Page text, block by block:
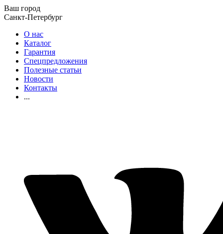
Ваш город
Санкт-Петербург
О нас
Каталог
Гарантия
Спецпредложения
Полезные статьи
Новости
Контакты
...